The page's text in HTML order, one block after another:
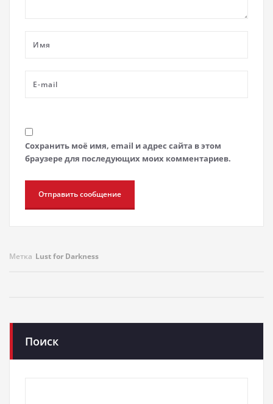
Сохранить моё имя, email и адрес сайта в этом
браузере для последующих моих комментариев.
Метка Lust for Darkness
Поиск